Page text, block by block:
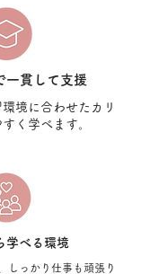
一貫して支援
境に合わせたカリ
く学べます。
学べる環境
しっかり仕事も頑張り